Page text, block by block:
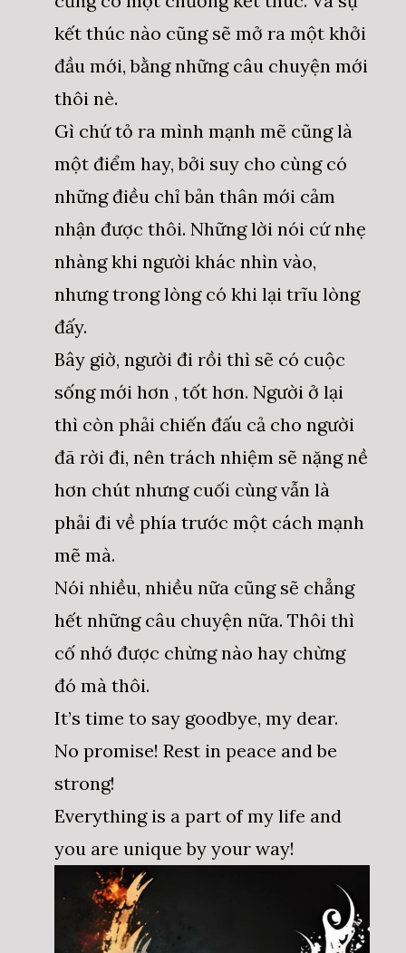
kết thúc nào cũng sẽ mở ra một khởi
đầu mới, bằng những câu chuyện mới
thôi nè.
Gì chứ tỏ ra mình mạnh mẽ cũng là
một điểm hay, bởi suy cho cùng có
những điều chỉ bản thân mới cảm
nhận được thôi. Những lời nói cứ nhẹ
nhàng khi người khác nhìn vào,
nhưng trong lòng có khi lại trĩu lòng
đấy.
Bây giờ, người đi rồi thì sẽ có cuộc
sống mới hơn , tốt hơn. Người ở lại
thì còn phải chiến đấu cả cho người
đã rời đi, nên trách nhiệm sẽ nặng nề
hơn chút nhưng cuối cùng vẫn là
phải đi về phía trước một cách mạnh
mẽ mà.
Nói nhiều, nhiều nữa cũng sẽ chẳng
hết những câu chuyện nữa. Thôi thì
cố nhớ được chừng nào hay chừng
đó mà thôi.
It’s time to say goodbye, my dear.
No promise! Rest in peace and be
strong!
Everything is a part of my life and
you are unique by your way!